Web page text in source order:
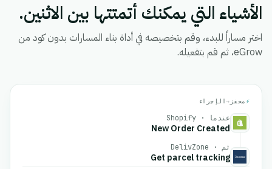
الأشياء التي يمكنك أتمتتها بين الاثنين.
اختر مساراً للبدء، وقم بتخصيصه في أداة بناء المسارات بدون كود من
eGrow، ثم قم بتفعيله.
⚡ محفز →الإجراء
عندما · Shopify
New Order Created
ثم · DelivZone
Get parcel tracking